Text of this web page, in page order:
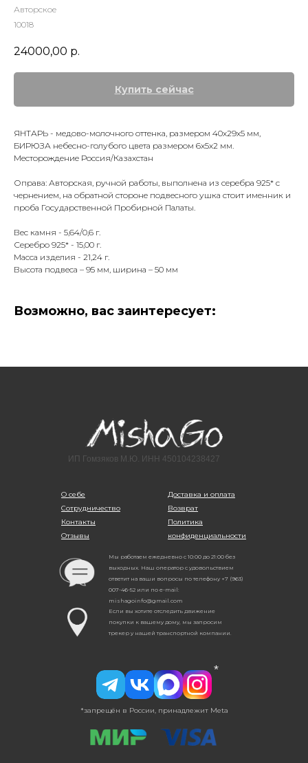
Авторское
10018
24000,00 р.
Купить сейчас
ЯНТАРЬ - медово-молочного оттенка, размером 40х29х5 мм,
БИРЮЗА небесно-голубого цвета размером 6х5х2 мм.
Месторождение Россия/Казахстан
Оправа: Авторская, ручной работы, выполнена из серебра 925* с
чернением, на обратной стороне подвесного ушка стоит именник и
проба Государственной Пробирной Палаты.
Вес камня - 5,64/0,6 г.
Серебро 925* - 15,00 г.
Масса изделия - 21,24 г.
Высота подвеса – 95 мм, ширина – 50 мм
Возможно, вас заинтересует:
О себе
Сотрудничество
Контакты
Отзывы
ИП Гомзяков М.Ю. ИНН 450104238427
Доставка и оплата
Возврат
Политика
конфиденциальности
Мы работаем ежедневно с 10:00 до 21:00 без
выходных. Наш оператор с удовольствием
ответит на ваши вопросы по телефону +7 (963)
007-46-52 или по e-mail:
mishagoinfo@gmail.com
Если вы хотите отследить движение
покупки к вашему дому, мы запросим
трекер у нашей транспортной компании.
*
*запрещён в России, принадлежит Meta